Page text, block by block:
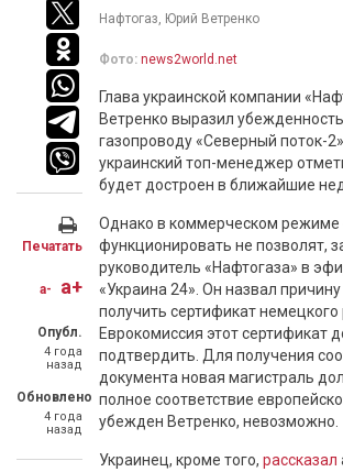
Печатать
a- a+
Опубл.
4 года
назад
Обновлено
4 года
назад
Нафтогаз, Юрий Ветренко
Фото: news2world.net
Глава украинской компании
Ветренко выразил
газопроводу «Северный поток-
украинский топ-менеджер
будет достроен в ближайшие
Однако в коммерческом режиме
функционировать не позволят,
руководитель «Нафтогаза» в
«Украина 24». Он назвал
получить сертификат немецкого
Еврокомиссия этот сертификат
подтвердить. Для получения
документа новая магистраль
полное соответствие
убежден Ветренко, невозможно.
Украинец, кроме того, рассказал